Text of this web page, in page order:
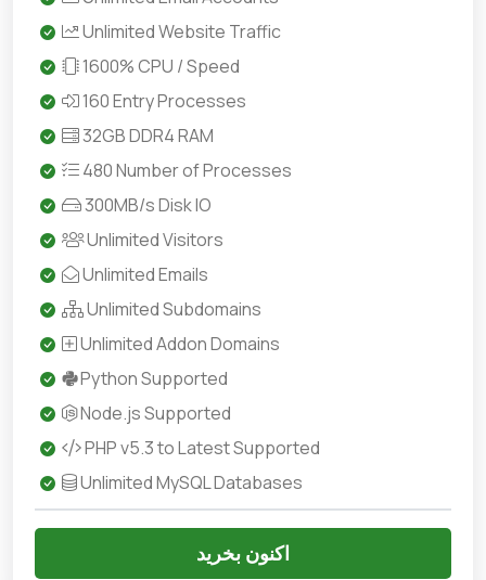
Unlimited Website Traffic
1600% CPU / Speed
160 Entry Processes
32GB DDR4 RAM
480 Number of Processes
300MB/s Disk IO
Unlimited Visitors
Unlimited Emails
Unlimited Subdomains
Unlimited Addon Domains
Python Supported
Node.js Supported
PHP v5.3 to Latest Supported
Unlimited MySQL Databases
اکنون بخرید